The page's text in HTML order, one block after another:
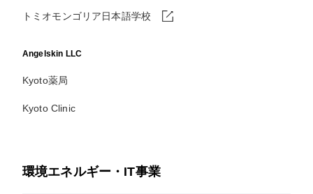
トミオモンゴリア日本語学校
Angelskin LLC
Kyoto薬局
Kyoto Clinic
環境エネルギー・IT事業